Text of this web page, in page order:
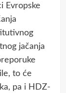
Evropske
jačanja
to će
pa i HDZ-